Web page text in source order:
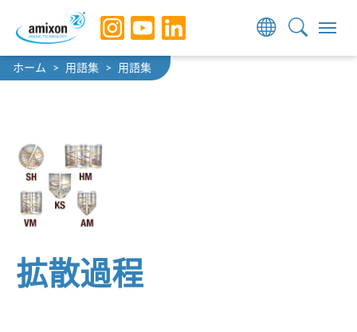
Skip to main navigation
Skip to main content
Skip to page footer
You are here:
ホーム 用語集 用語集
拡散過程